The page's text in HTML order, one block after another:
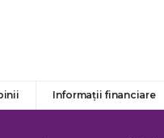
Informații financiare